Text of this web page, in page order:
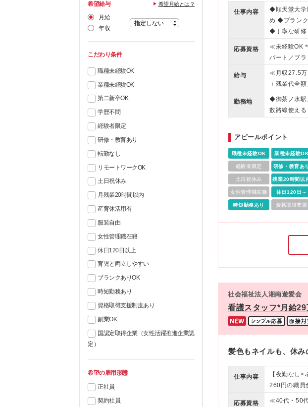
希望給与 希望月給とは？
月給
年収
こだわり条件
職種未経験OK
業種未経験OK
第二新卒OK
学歴不問
経験者限定
研修・教育あり
転勤なし
リモートワークOK
土日祝休み
月残業20時間以内
産育休活用有
服装自由
女性管理職在籍
休日120日以上
育児と両立しやすい
ブランクありOK
時短勤務あり
資格取得支援制度あり
副業OK
国認定取得企業（女性活躍推進企業認
定）
希望の雇用形態
正社員
契約社員
仕事内容
◆順天堂大学
め ◆ブラン
◆丁寧な研修
応募資格
≪未経験OK
パート／ブ
スメです！
手の経験を
意 ＊人の役
・契約の更
新上限回数
給与
≪月収27.5万
＋残業代全
は、時給が
上、決定い
りません）
勤務地
◆御茶ノ水駅
数路線使え
アピールポイント
職種未経験OK 業種未経験OK
経験者限定 研修・教育あり
土日祝休み 残業20時間以
女性管理職在籍 休日120日～
時短勤務あり 資格取得支援
社会福祉法人湘南遊愛会
看護スタッフ*月給
髪色もネイルも、休
仕事内容
【夜勤なし
260円の職員
応募資格
≪40代・50